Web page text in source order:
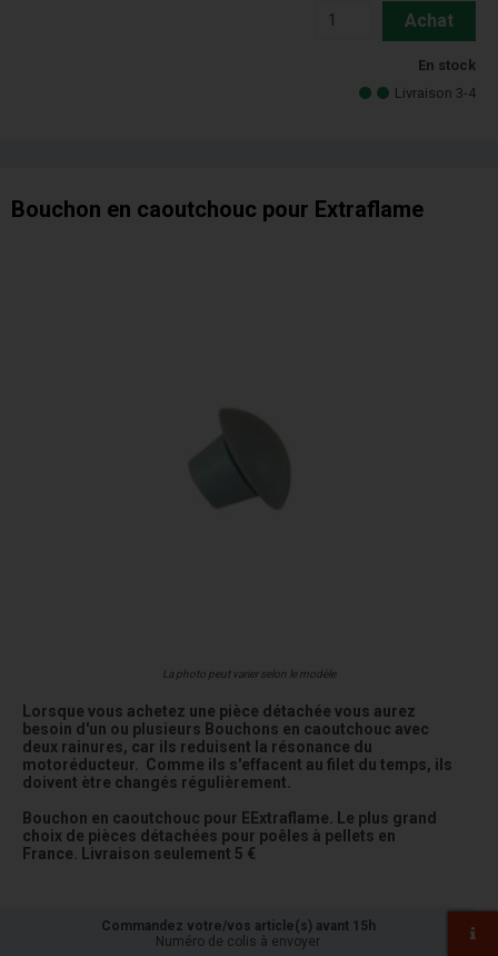
Achat
En stock
Livraison 3-4
Bouchon en caoutchouc pour Extraflame
La photo peut varier selon le modèle
Lorsque vous achetez une pièce détachée vous aurez
besoin d'un ou plusieurs Bouchons en caoutchouc avec
deux rainures, car ils reduisent la résonance du
motoréducteur. Comme ils s'effacent au filet du temps, ils
doivent ètre changés régulièrement.
Bouchon en caoutchouc pour EExtraflame. Le plus grand
choix de pièces détachées pour poêles à pellets en
France. Livraison seulement 5 €
Commandez votre/vos article(s) avant 15h
Numéro de colis à envoyer